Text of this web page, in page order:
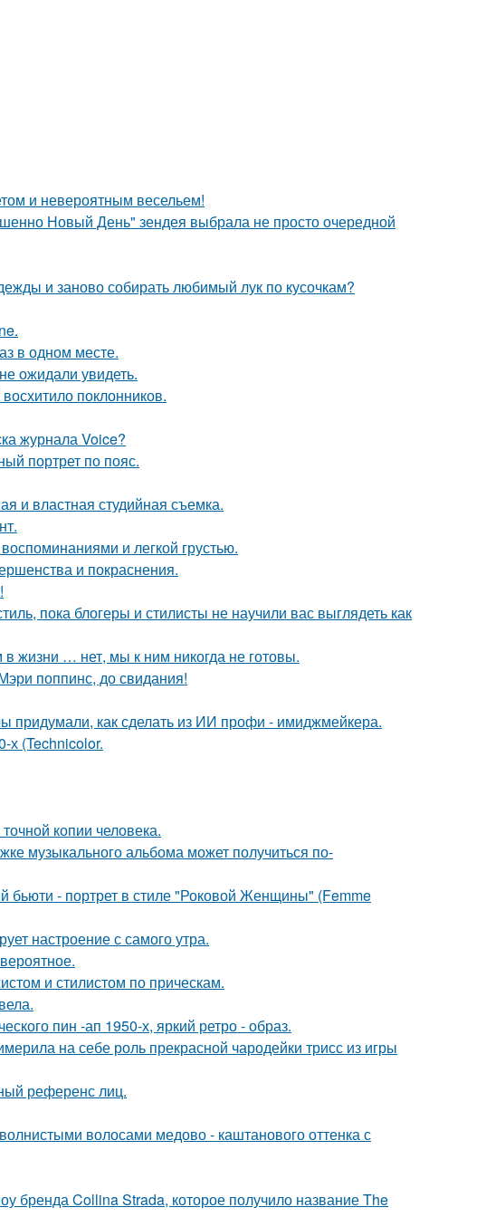
и невероятным весельем!
Новый День" зендея выбрала не просто очередной
и заново собирать любимый лук по кусочкам?
в одном месте.
ожидали увидеть.
поклонников.
журнала Voice?
портрет по пояс.
и властная студийная съемка.
и легкой грустью.
и покраснения.
пока блогеры и стилисты не научили вас выглядеть как
жизни … нет, мы к ним никогда не готовы.
поппинс, до свидания!
придумали, как сделать из ИИ профи - имиджмейкера.
х (Technicolor.
копии человека.
музыкального альбома может получиться по-
бьюти - портрет в стиле "Роковой Женщины" (Femme
настроение с самого утра.
и стилистом по прическам.
пин -ап 1950-х, яркий ретро - образ.
на себе роль прекрасной чародейки трисс из игры
референс лиц.
волосами медово - каштанового оттенка с
бренда Collina Strada, которое получило название The